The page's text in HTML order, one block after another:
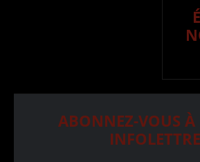
ABONNEZ-VOUS À
INFOLETTRE